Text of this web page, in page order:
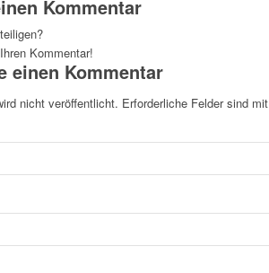
Kommentar
Kommentar!
einen Kommentar
nicht veröffentlicht. Erforderliche Felder sind mit